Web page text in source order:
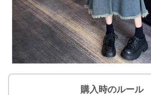
購入時のルール